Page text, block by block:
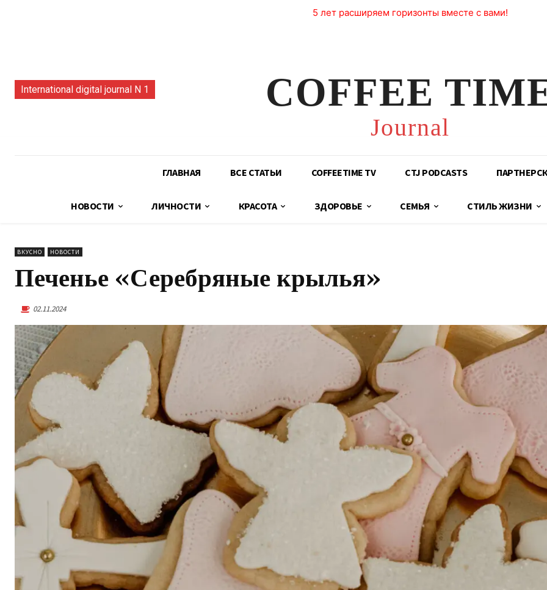
5 лет расширяем горизонты вместе с вами!
International digital journal N 1 COFFEE
Journal
ГЛАВНАЯ ВСЕ СТАТЬИ COFFEETIME TV CTJ PODCASTS
НОВОСТИ ЛИЧНОСТИ КРАСОТА ЗДОРОВЬЕ СЕМЬЯ СТИЛЬ ЖИЗНИ
ВКУСНО НОВОСТИ
Печенье «Серебряные крылья»
02.11.2024